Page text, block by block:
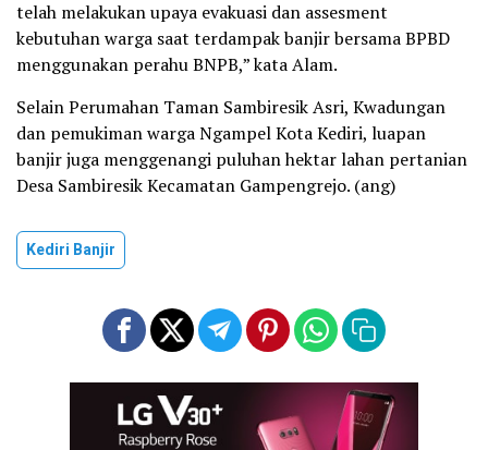
telah melakukan upaya evakuasi dan assesment
kebutuhan warga saat terdampak banjir bersama BPBD
menggunakan perahu BNPB,” kata Alam.
Selain Perumahan Taman Sambiresik Asri, Kwadungan
dan pemukiman warga Ngampel Kota Kediri, luapan
banjir juga menggenangi puluhan hektar lahan pertanian
Desa Sambiresik Kecamatan Gampengrejo. (ang)
Kediri Banjir